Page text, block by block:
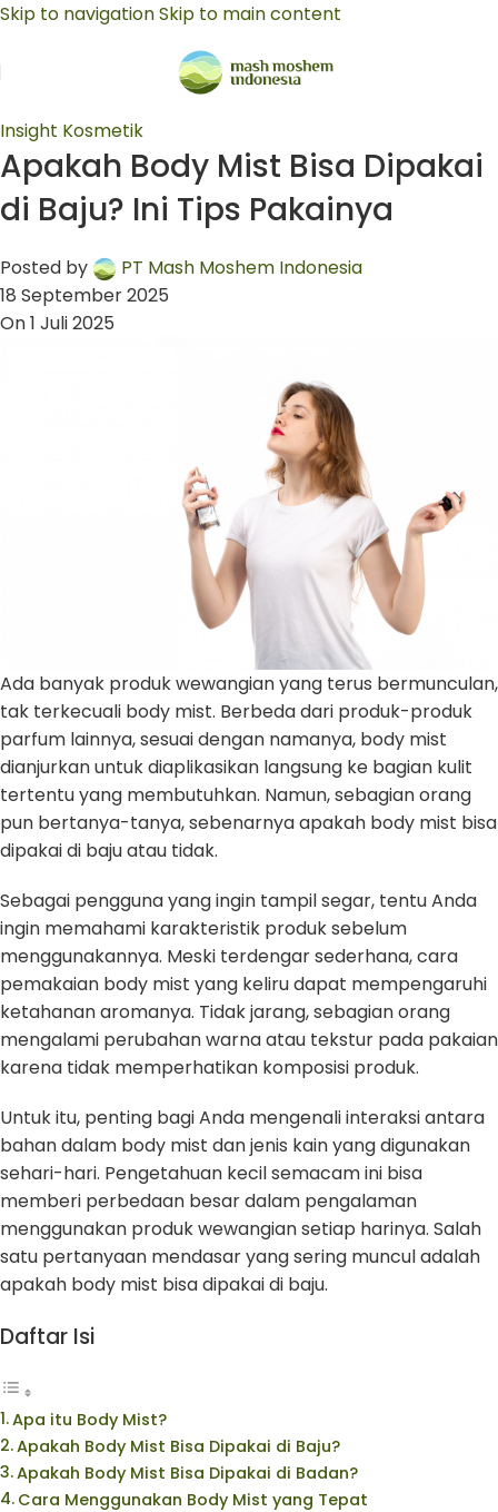
Skip to navigationSkip to main content
Insight Kosmetik
Apakah Body Mist Bisa Dipakai
di Baju? Ini Tips Pakainya
Posted by
PT Mash Moshem Indonesia
18 September 2025
On 1 Juli 2025
Ada banyak produk wewangian yang terus bermunculan,
tak terkecuali body mist. Berbeda dari produk-produk
parfum lainnya, sesuai dengan namanya, body mist
dianjurkan untuk diaplikasikan langsung ke bagian kulit
tertentu yang membutuhkan. Namun, sebagian orang
pun bertanya-tanya, sebenarnya apakah body mist bisa
dipakai di baju atau tidak.
Sebagai pengguna yang ingin tampil segar, tentu Anda
ingin memahami karakteristik produk sebelum
menggunakannya. Meski terdengar sederhana, cara
pemakaian body mist yang keliru dapat mempengaruhi
ketahanan aromanya. Tidak jarang, sebagian orang
mengalami perubahan warna atau tekstur pada pakaian
karena tidak memperhatikan komposisi produk.
Untuk itu, penting bagi Anda mengenali interaksi antara
bahan dalam body mist dan jenis kain yang digunakan
sehari-hari. Pengetahuan kecil semacam ini bisa
memberi perbedaan besar dalam pengalaman
menggunakan produk wewangian setiap harinya. Salah
satu pertanyaan mendasar yang sering muncul adalah
apakah body mist bisa dipakai di baju.
Daftar Isi
Apa itu Body Mist?
Apakah Body Mist Bisa Dipakai di Baju?
Apakah Body Mist Bisa Dipakai di Badan?
Cara Menggunakan Body Mist yang Tepat